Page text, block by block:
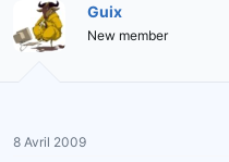
t
i
r
e
d
Guix
New member
8 Avril 2009